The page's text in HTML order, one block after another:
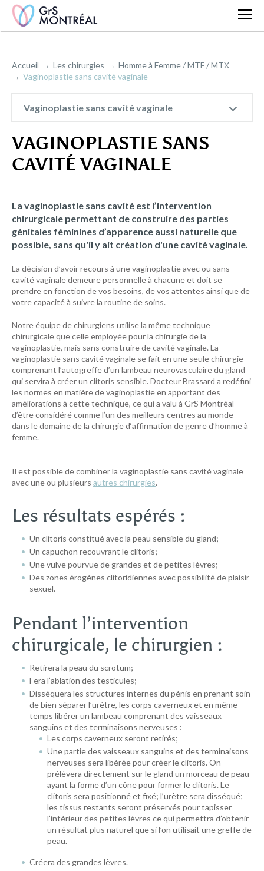
Accueil Les chirurgies
Homme à Femme / MTF / MTX
Vaginoplastie sans cavité vaginale
Vaginoplastie sans cavité vaginale
VAGINOPLASTIE SANS
CAVITÉ VAGINALE
La vaginoplastie sans cavité est l’intervention
chirurgicale permettant de construire des parties
génitales féminines d’apparence aussi naturelle que
possible, sans qu'il y ait création d'une cavité vaginale.
La décision d’avoir recours à une vaginoplastie avec ou sans
cavité vaginale demeure personnelle à chacune et doit se
prendre en fonction de vos besoins, de vos attentes ainsi que de
votre capacité à suivre la routine de soins.
Notre équipe de chirurgiens utilise la même technique
chirurgicale que celle employée pour la chirurgie de la
vaginoplastie, mais sans construire de cavité vaginale. La
vaginoplastie sans cavité vaginale se fait en une seule chirurgie
comprenant l’autogreffe d’un lambeau neurovasculaire du gland
qui servira à créer un clitoris sensible. Docteur Brassard a redéfini
les normes en matière de vaginoplastie en apportant des
améliorations à cette technique, ce qui a valu à GrS Montréal
d’être considéré comme l’un des meilleurs centres au monde
dans le domaine de la chirurgie d‘affirmation de genre d’homme à
femme.
Il est possible de combiner la vaginoplastie sans cavité vaginale
avec une ou plusieurs autres chirurgies.
Les résultats espérés :
Un clitoris constitué avec la peau sensible du gland;
Un capuchon recouvrant le clitoris;
Une vulve pourvue de grandes et de petites lèvres;
Des zones érogènes clitoridiennes avec possibilité de plaisir
sexuel.
Pendant l’intervention
chirurgicale, le chirurgien :
Retirera la peau du scrotum;
Fera l’ablation des testicules;
Disséquera les structures internes du pénis en prenant soin
de bien séparer l’urètre, les corps caverneux et en même
temps libérer un lambeau comprenant des vaisseaux
sanguins et des terminaisons nerveuses :
Les corps caverneux seront retirés;
Une partie des vaisseaux sanguins et des terminaisons
nerveuses sera libérée pour créer le clitoris. On
prélèvera directement sur le gland un morceau de peau
ayant la forme d’un cône pour former le clitoris. Le
clitoris sera positionné et fixé; l’urètre sera disséqué;
les tissus restants seront préservés pour tapisser
l’intérieur des petites lèvres ce qui permettra d’obtenir
un résultat plus naturel que si l’on utilisait une greffe de
peau.
Créera des grandes lèvres.